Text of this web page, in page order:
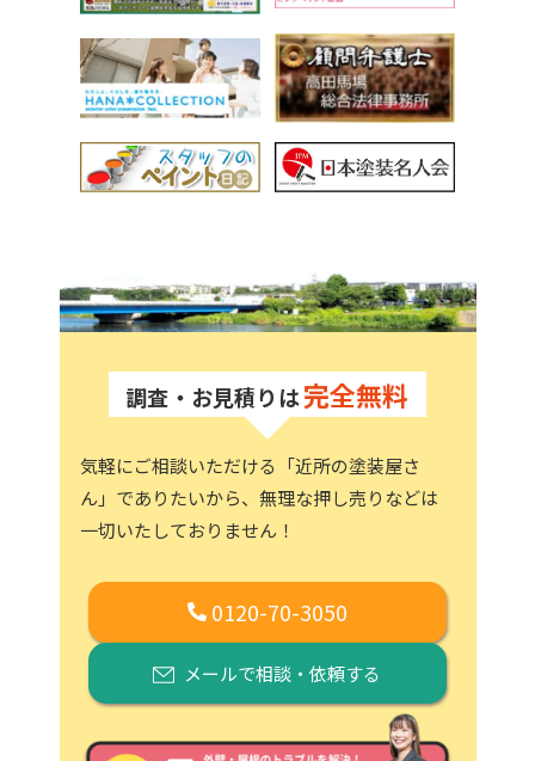
調査・お見積りは完全無料
気軽にご相談いただける「近所の塗装屋さ
ん」でありたいから、 無理な押し売りなどは
一切いたしておりません！
0120-70-3050
メールで相談・依頼する